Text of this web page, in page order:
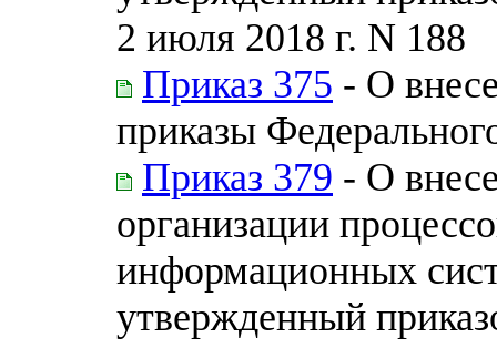
2 июля 2018 г. N 188
Приказ 375 - О
приказы
Приказ 379 - О
организации
информационных
утвержденный